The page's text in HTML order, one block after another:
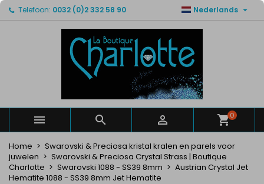
Telefoon: 0032 (0)2 332 58 90 Nederlands 
   0
Home
Swarovski & Preciosa kristal kralen en parels voor
juwelen
Swarovski & Preciosa Crystal Strass | Boutique
Charlotte
Swarovski 1088 - SS39 8mm
Austrian Crystal Jet
Hematite 1088 - SS39 8mm Jet Hematite
Mijn verlanglijsten ×
Maak een lijst
Maak een verlanglijst ×
Verlanglijst naam
Annuleren Maak een verlanglijst
Inloggen ×
U moet ingelogd zijn om producten in uw verlanglijst
Annuleren Inloggen